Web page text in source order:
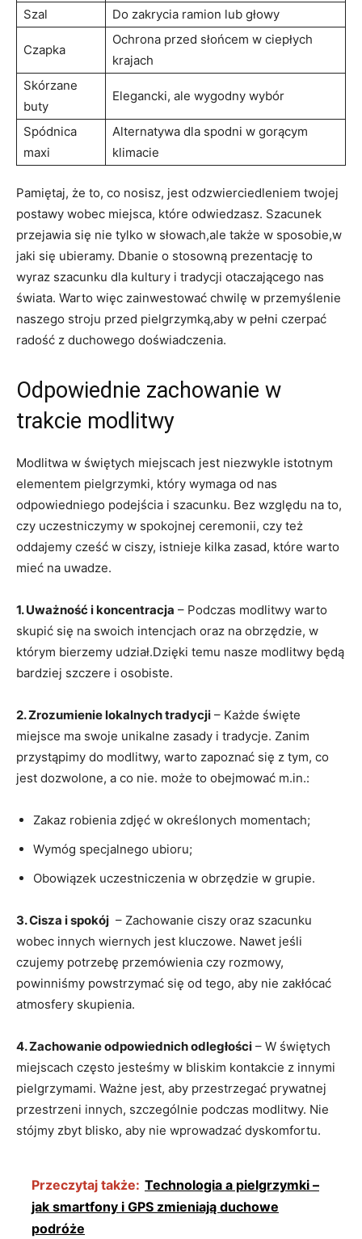
Szal Do zakrycia ramion lub głowy
Czapka
Ochrona przed słońcem w ciepłych
krajach
Skórzane
buty
Elegancki, ale wygodny wybór
Spódnica
maxi
Alternatywa dla​ spodni w gorącym
klimacie
Pamiętaj, że ⁢to, co nosisz, jest ​odzwierciedleniem⁢ twojej
‍postawy wobec miejsca,⁢ które odwiedzasz. ⁤Szacunek
przejawia się ​nie tylko w słowach,ale także ⁣w sposobie,w
⁤jaki ‍się ubieramy. ⁤Dbanie o stosowną prezentację‌ to
wyraz szacunku dla ‌kultury i ⁢tradycji otaczającego nas
świata. Warto więc zainwestować‌ chwilę w ​przemyślenie
⁤naszego stroju‍ przed pielgrzymką,aby w pełni czerpać
radość z duchowego ⁢doświadczenia.
Odpowiednie zachowanie w
trakcie modlitwy
Modlitwa w świętych miejscach jest niezwykle istotnym
elementem pielgrzymki, który wymaga od​ nas
odpowiedniego‌ podejścia⁢ i ⁣szacunku. Bez względu na ⁢to,
czy uczestniczymy w ⁤spokojnej ceremonii, czy też
oddajemy cześć⁣ w ciszy, istnieje kilka zasad, które warto
mieć na uwadze.
1. ⁣Uważność i koncentracja – Podczas​ modlitwy warto⁤
skupić się na swoich ​intencjach oraz‌ na obrzędzie, ⁤w‍
którym ‌bierzemy udział.Dzięki ‌temu nasze modlitwy będą⁢
bardziej szczere i osobiste.
2. Zrozumienie lokalnych tradycji – Każde święte
miejsce ma swoje unikalne zasady i tradycje. ​Zanim
przystąpimy⁣ do ‌modlitwy,⁢ warto⁢ zapoznać się z tym, co
‌jest ⁤dozwolone, a co nie. może to obejmować m.in.:
Zakaz ⁢robienia zdjęć w określonych momentach;
Wymóg specjalnego ubioru;
Obowiązek ⁤uczestniczenia w‍ obrzędzie w grupie.
3. Cisza i spokój ​ – Zachowanie⁤ ciszy⁤ oraz szacunku​
wobec ​innych wiernych jest‍ kluczowe. Nawet jeśli
czujemy ⁣potrzebę przemówienia czy rozmowy,
powinniśmy ‌powstrzymać‍ się​ od tego, aby ‍nie zakłócać
atmosfery skupienia.
4. Zachowanie​ odpowiednich odległości ⁤– W świętych
miejscach ⁣często jesteśmy⁣ w bliskim kontakcie z innymi
pielgrzymami. Ważne jest,⁤ aby przestrzegać prywatnej
przestrzeni innych, ⁣szczególnie podczas modlitwy. Nie​
stójmy ⁣zbyt ‍blisko, aby nie wprowadzać dyskomfortu.
Przeczytaj także: Technologia a pielgrzymki –
jak smartfony i GPS zmieniają duchowe
podróże